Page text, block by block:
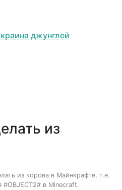
джунглей
из
из корова в Майнкрафте, т.е.
#OBJECT2# в Minecraft.